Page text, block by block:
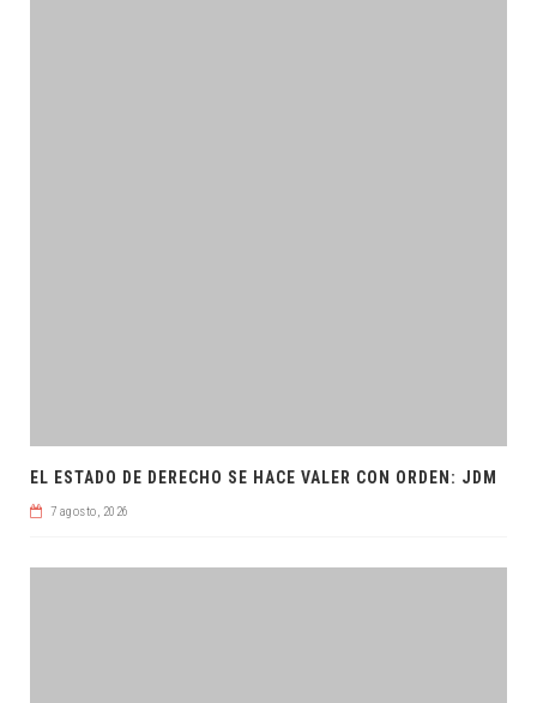
EL ESTADO DE DERECHO SE HACE VALER CON ORDEN: JDM
7 agosto, 2026